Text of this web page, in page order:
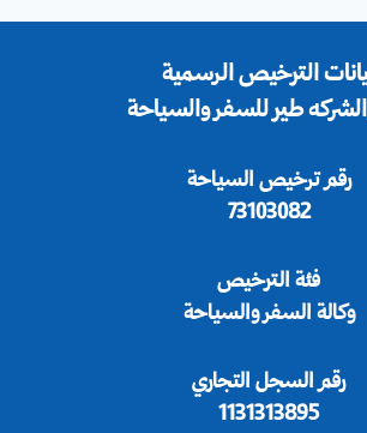
الترخيص الرسمية
طير للسفر والسياحة
رقم ترخيص السياحة
73103082
فئة الترخيص
وكالة السفر والسياحة
رقم السجل التجاري
1131313895